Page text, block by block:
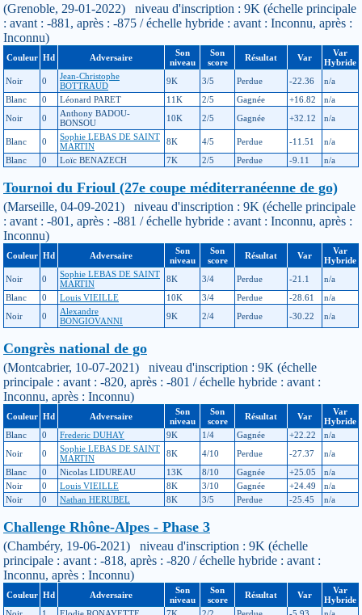
(Grenoble, 29-01-2022) niveau d'inscription : 9K (échelle principale
: avant : -881, après : -875 / échelle hybride : avant : Inconnu, après :
Inconnu)
Couleur Hd Adversaire
Son
niveau
Son
score
Résultat Var
Var
Hybride
Noir
0
Jean-Christophe
BOTTRAUD
9K 3/5 Perdue -22.36
n/a
Blanc
0 Léonard PARET 11K 2/5 Gagnée +16.82
n/a
Noir
0
Anthony BADOU-
BONSOU
10K 2/5 Gagnée +32.12 n/a
Blanc 0
Sophie LEBAS DE SAINT
MARTIN
8K 4/5 Perdue -11.51
n/a
Blanc
0 Loïc BENAZECH 7K 2/5 Perdue -9.11 n/a
Tournoi du Frioul (27e coupe méditerranéenne de go)
(Marseille, 04-09-2021) niveau d'inscription : 9K (échelle principale
: avant : -801, après : -881 / échelle hybride : avant : Inconnu, après :
Inconnu)
Couleur Hd Adversaire
Son
niveau
Son
score
Résultat Var
Var
Hybride
Noir
0
Sophie LEBAS DE SAINT
MARTIN
8K 3/4 Perdue -21.1
n/a
Blanc
0 Louis VIEILLE 10K 3/4 Perdue -28.61
n/a
Noir
0
Alexandre
BONGIOVANNI
9K 2/4 Perdue -30.22 n/a
Congrès national de go
(Montcabrier, 10-07-2021) niveau d'inscription : 9K (échelle
principale : avant : -820, après : -801 / échelle hybride : avant :
Inconnu, après : Inconnu)
Couleur Hd Adversaire
Son
niveau
Son
score
Résultat Var
Var
Hybride
Blanc
0 Frederic DUHAY 9K 1/4 Gagnée +22.22
n/a
Noir
0
Sophie LEBAS DE SAINT
MARTIN
8K 4/10 Perdue -27.37
n/a
Blanc
0 Nicolas LIDUREAU 13K 8/10 Gagnée +25.05
n/a
Noir
0 Louis VIEILLE 8K 3/10 Gagnée +24.49
n/a
Noir
0 Nathan HERUBEL 8K 3/5 Perdue -25.45 n/a
Challenge Rhône-Alpes - Phase 3
(Chambéry, 19-06-2021) niveau d'inscription : 9K (échelle
principale : avant : -818, après : -820 / échelle hybride : avant :
Inconnu, après : Inconnu)
Couleur Hd Adversaire
Son
niveau
Son
score
Résultat Var
Var
Hybride